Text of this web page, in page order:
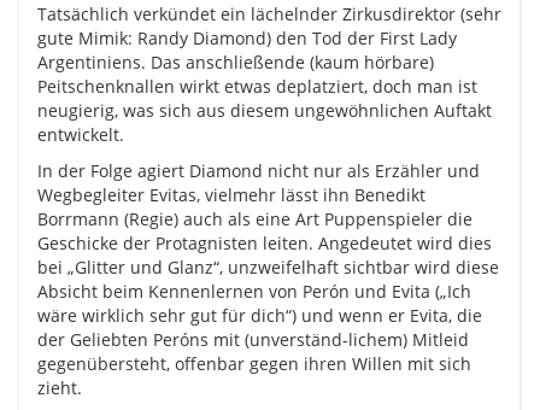
Tatsächlich verkündet ein lächelnder Zirkusdirektor (sehr
gute Mimik: Randy Diamond) den Tod der First Lady
Argentiniens. Das anschließende (kaum hörbare)
Peitschenknallen wirkt etwas deplatziert, doch man ist
neugierig, was sich aus diesem ungewöhnlichen Auftakt
entwickelt.
In der Folge agiert Diamond nicht nur als Erzähler und
Wegbegleiter Evitas, vielmehr lässt ihn Benedikt
Borrmann (Regie) auch als eine Art Puppenspieler die
Geschicke der Protagnisten leiten. Angedeutet wird dies
bei „Glitter und Glanz“, unzweifelhaft sichtbar wird diese
Absicht beim Kennenlernen von Perón und Evita („Ich
wäre wirklich sehr gut für dich“) und wenn er Evita, die
der Geliebten Peróns mit (unverständ-lichem) Mitleid
gegenübersteht, offenbar gegen ihren Willen mit sich
zieht.